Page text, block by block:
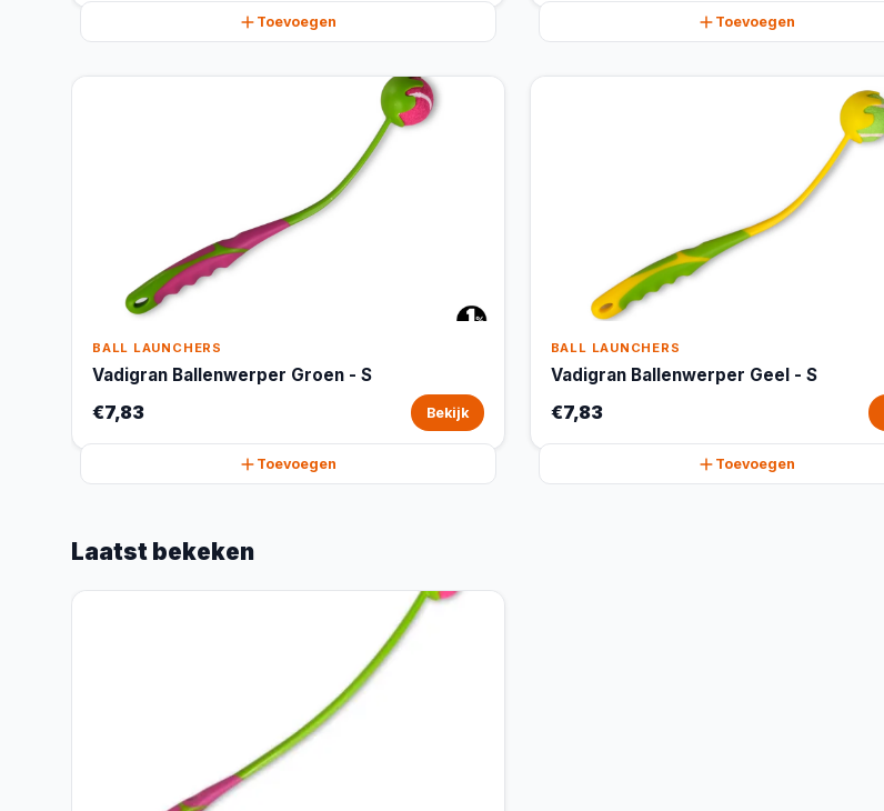
Toevoegen Toevoegen
BALL LAUNCHERS
Vadigran Ballenwerper Groen - S
€7,83 Bekijk
Toevoegen
BALL LAUNCHERS
Vadigran Ballenwerper Geel - S
€7,83
Toevoegen
Laatst bekeken